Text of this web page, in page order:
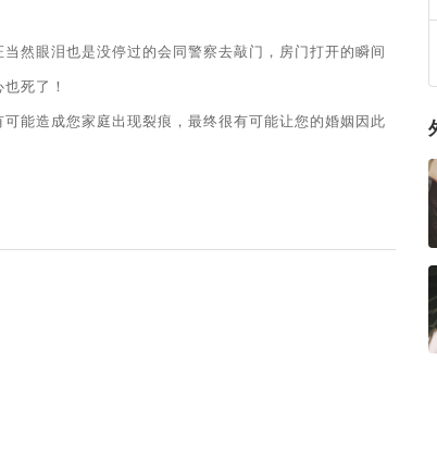
然眼泪也是没停过的会同警察去敲门，房门打开的瞬间
死了！
能造成您家庭出现裂痕，最终很有可能让您的婚姻因此